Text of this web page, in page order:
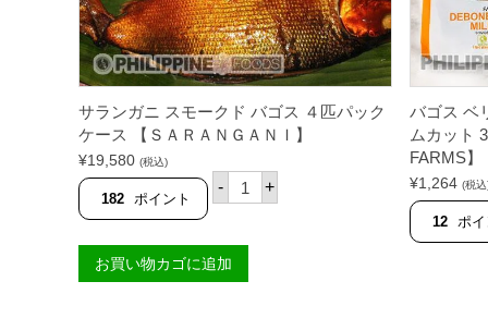
ー
リ
ッ
ク
＆
ハ
ー
ブ
2
0
0
【
F
I
サランガニ スモークド バゴス ４匹パック
ケース 【ＳＡＲＡＮＧＡＮＩ】
¥19,580 (税込)
182 ポイント
- サ
ラ
ニ
ス
モ
+
お買い物カゴに追加
バゴス ベ
ムカット
FARMS】
¥1,264 (税
12 ポ